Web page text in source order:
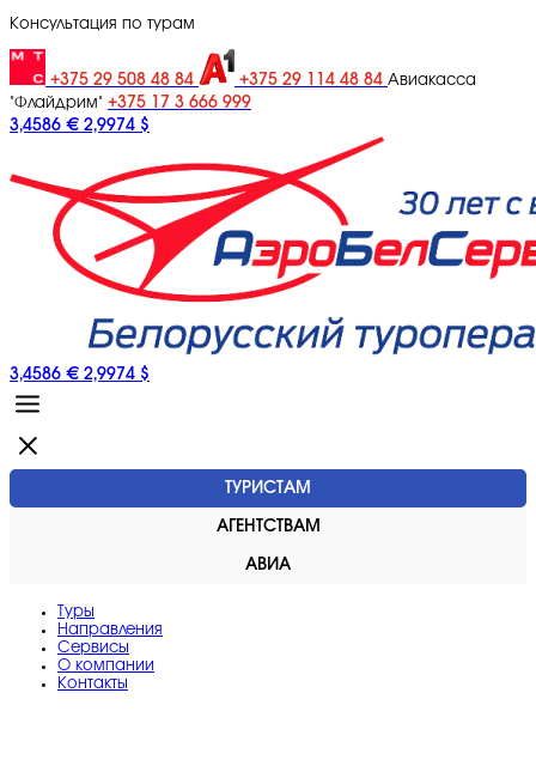
Консультация по турам
+375 29 508 48 84 +375 29 114 48 84 Авиакасса
"Флайдрим" +375 17 3 666 999
3,4586 € 2,9974 $
3,4586 € 2,9974 $
ТУРИСТАМ
АГЕНТСТВАМ
АВИА
Туры
Направления
Сервисы
O компании
Контакты